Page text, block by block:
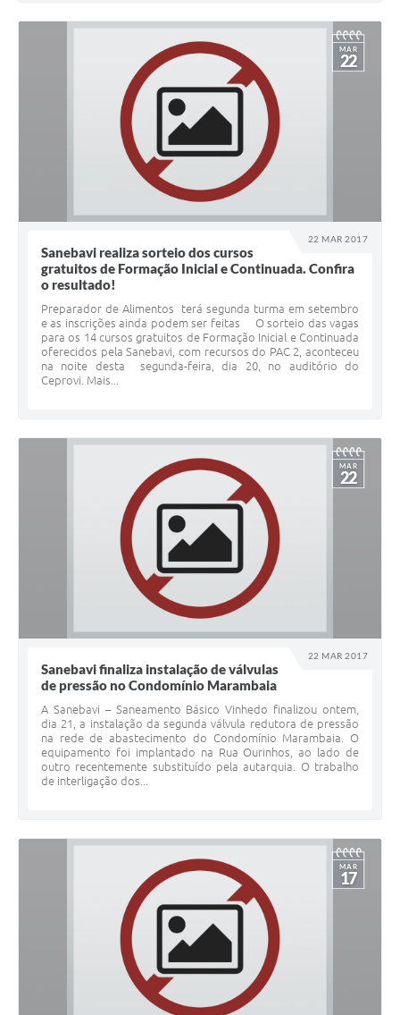
22 MAR 2017
MAR
22
Sanebavi realiza sorteio dos cursos
gratuitos de Formação Inicial e Continuada. Confira
o resultado!
Preparador de Alimentos terá segunda turma em setembro
e as inscrições ainda podem ser feitas O sorteio das vagas
para os 14 cursos gratuitos de Formação Inicial e Continuada
oferecidos pela Sanebavi, com recursos do PAC 2, aconteceu
na noite desta segunda-feira, dia 20, no auditório do
Ceprovi. Mais...
22 MAR 2017
MAR
22
Sanebavi finaliza instalação de válvulas
de pressão no Condomínio Marambaia
A Sanebavi – Saneamento Básico Vinhedo finalizou ontem,
dia 21, a instalação da segunda válvula redutora de pressão
na rede de abastecimento do Condomínio Marambaia. O
equipamento foi implantado na Rua Ourinhos, ao lado de
outro recentemente substituído pela autarquia. O trabalho
de interligação dos...
MAR
17